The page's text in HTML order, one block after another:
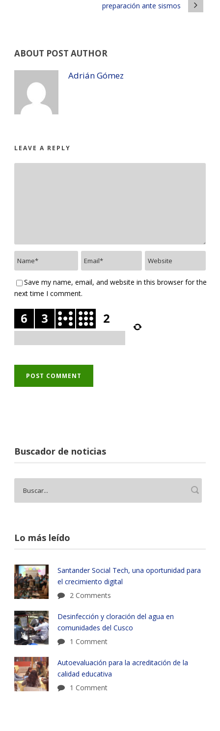
preparación ante sismos
ABOUT POST AUTHOR
Adrián Gómez
LEAVE A REPLY
Save my name, email, and website in this browser for the
next time I comment.
Buscador de noticias
Lo más leído
Santander Social Tech, una oportunidad para
el crecimiento digital
2 Comments
Desinfección y cloración del agua en
comunidades del Cusco
1 Comment
Autoevaluación para la acreditación de la
calidad educativa
1 Comment